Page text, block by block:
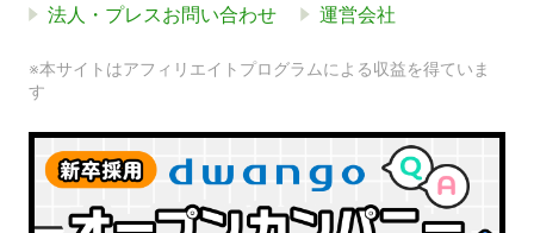
法人・プレスお問い合わせ 運営会社
※本サイトはアフィリエイトプログラムによる収益を得ていま
す